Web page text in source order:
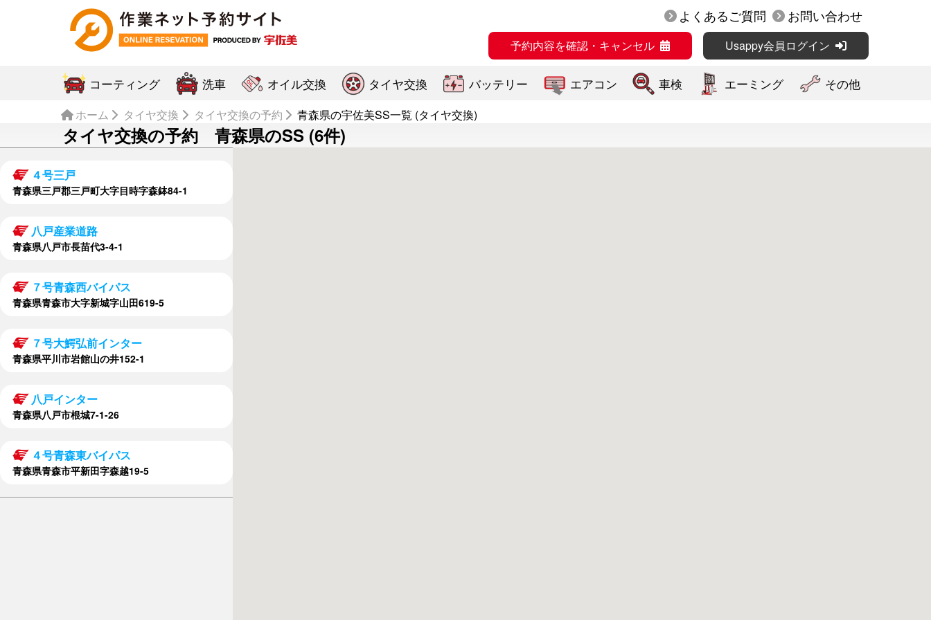
よくあるご質問 お問い合わせ
予約内容を確認・キャンセル Usappy会員ログイン
コーティング 洗車 オイル交換 タイヤ交換 バッテリー エアコン 車検 エーミング その他
ホーム タイヤ交換 タイヤ交換の予約 青森県の宇佐美SS一覧 (タイヤ交換)
タイヤ交換の予約 青森県のSS (6件)
４号三戸
青森県三戸郡三戸町大字目時字森鉢84-1
八戸産業道路
青森県八戸市長苗代3-4-1
７号青森西バイパス
青森県青森市大字新城字山田619-5
７号大鰐弘前インター
青森県平川市岩館山の井152-1
八戸インター
青森県八戸市根城7-1-26
４号青森東バイパス
青森県青森市平新田字森越19-5